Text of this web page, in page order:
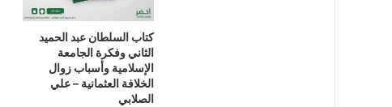
كتاب السلطان عبد الحميد
الثاني وفكرة الجامعة
الإسلامية وأسباب زوال
الخلافة العثمانية – علي
الصلابي